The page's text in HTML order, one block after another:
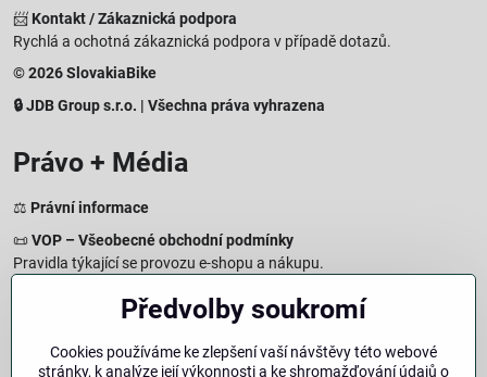
📨 Kontakt / Zákaznická podpora
Rychlá a ochotná zákaznická podpora v případě dotazů.
© 2026 SlovakiaBike
🔒 JDB Group s.r.o. | Všechna práva vyhrazena
Právo + Média
⚖️ Právní informace
📜VOP – Všeobecné obchodní podmínky
Pravidla týkající se provozu e-shopu a nákupu.
Zásady zpracování osobních údajů
Jak chráníme a zpracováváme vaše osobní údaje.
Informace o cookies
Informace o používaných cookies a zpracování údajů na webu.
Předvolby soukromí
Cookies používáme ke zlepšení vaší návštěvy této webové
stránky, k analýze její výkonnosti a ke shromažďování údajů o